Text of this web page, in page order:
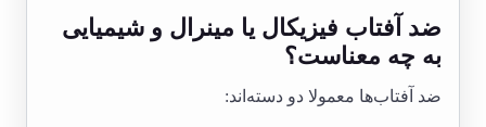
ضد آفتاب فیزیکال یا مینرال و شیمیایی
به چه معناست؟
ضد آفتاب‌ها معمولا دو دسته‌اند: